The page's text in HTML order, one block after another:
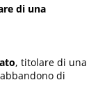
di una
, titolare di una
di